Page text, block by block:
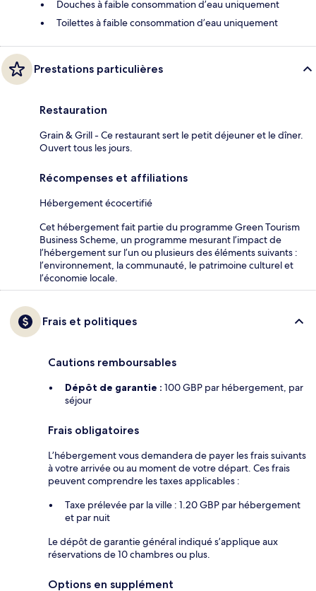
Douches à faible consommation d’eau uniquement
Toilettes à faible consommation d’eau uniquement
Prestations particulières
Restauration
Grain & Grill - Ce restaurant sert le petit déjeuner et le dîner.
Ouvert tous les jours.
Récompenses et affiliations
Hébergement écocertifié
Cet hébergement fait partie du programme Green Tourism
Business Scheme, un programme mesurant l’impact de
l’hébergement sur l’un ou plusieurs des éléments suivants :
l’environnement, la communauté, le patrimoine culturel et
l’économie locale.
Frais et politiques
Cautions remboursables
Dépôt de garantie : 100 GBP par hébergement, par
séjour
Frais obligatoires
L’hébergement vous demandera de payer les frais suivants
à votre arrivée ou au moment de votre départ. Ces frais
peuvent comprendre les taxes applicables :
Taxe prélevée par la ville : 1.20 GBP par hébergement
et par nuit
Le dépôt de garantie général indiqué s’applique aux
réservations de 10 chambres ou plus.
Options en supplément